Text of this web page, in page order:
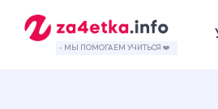
- МЫ ПОМОГАЕМ УЧИТЬСЯ ❤️